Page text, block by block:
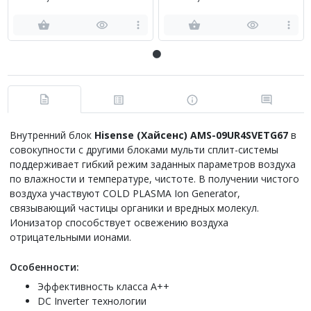
09UR4SVETG67(R)
12UR4SVETG67(R)
Внутренний блок Hisense (Хайсенс) AMS-09UR4SVETG67 в
совокупности с другими блоками мульти сплит-системы
поддерживает гибкий режим заданных параметров воздуха
по влажности и температуре, чистоте. В получении чистого
воздуха участвуют COLD PLASMA Ion Generator,
связывающий частицы органики и вредных молекул.
Ионизатор способствует освежению воздуха
отрицательными ионами.
Особенности:
Эффективность класса А++
DC Inverter технологии